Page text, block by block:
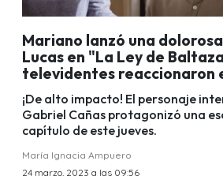
Mariano lanzó una
Lucas en "La Ley de
televidentes reaccionaron
¡De alto impacto! El personaje
Gabriel Cañas protagonizó una
capítulo de este jueves.
María Ignacia Ampuero
24 marzo, 2023 a las 09:56